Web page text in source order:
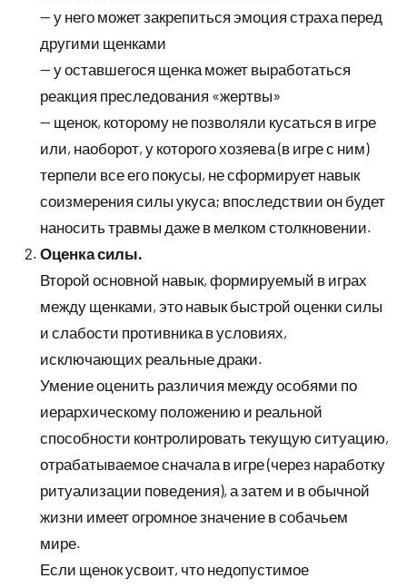
— у него может закрепиться эмоция страха перед
другими щенками
— у оставшегося щенка может выработаться
реакция преследования «жертвы»
— щенок, которому не позволяли кусаться в игре
или, наоборот, у которого хозяева (в игре с ним)
терпели все его покусы, не сформирует навык
соизмерения силы укуса; впоследствии он будет
наносить травмы даже в мелком столкновении.
Оценка силы.
Второй основной навык, формируемый в играх
между щенками, это навык быстрой оценки силы
и слабости противника в условиях,
исключающих реальные драки.
Умение оценить различия между особями по
иерархическому положению и реальной
способности контролировать текущую ситуацию,
отрабатываемое сначала в игре (через наработку
ритуализации поведения), а затем и в обычной
жизни имеет огромное значение в собачьем
мире.
Если щенок усвоит, что недопустимое